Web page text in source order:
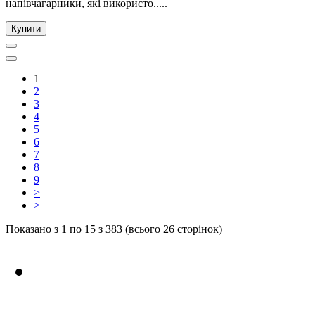
напівчагарники, які використо.....
Купити
1
2
3
4
5
6
7
8
9
>
>|
Показано з 1 по 15 з 383 (всього 26 сторінок)